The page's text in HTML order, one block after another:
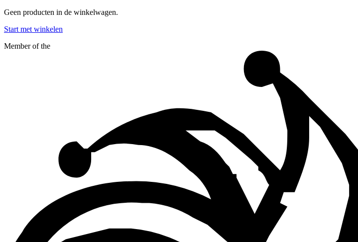
Geen producten in de winkelwagen.
Start met winkelen
Member of the